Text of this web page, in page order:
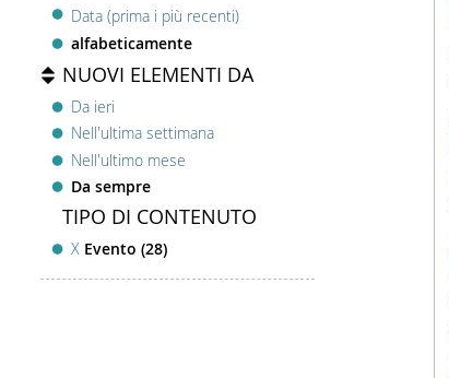
Data (prima i più recenti)
alfabeticamente
NUOVI ELEMENTI DA
Da ieri
Nell'ultima settimana
Nell'ultimo mese
Da sempre
TIPO DI CONTENUTO
X Evento (28)